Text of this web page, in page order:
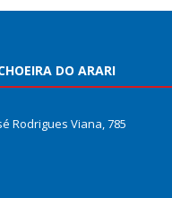
DO ARARI
Rodrigues Viana, 785